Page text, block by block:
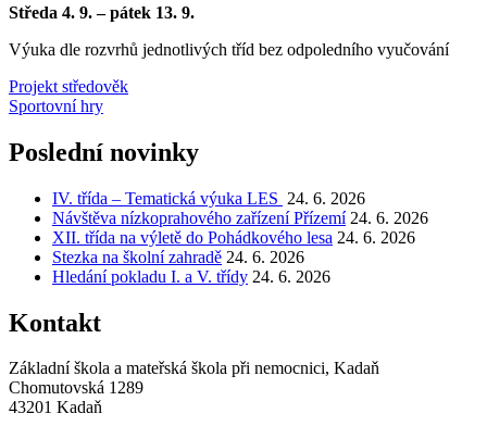
Středa 4. 9. – pátek 13. 9.
Výuka dle rozvrhů jednotlivých tříd bez odpoledního vyučování
Navigace
pro
příspěvek
Projekt středověk
Sportovní hry
Poslední novinky
IV. třída – Tematická výuka LES 24. 6. 2026
Návštěva nízkoprahového zařízení Přízemí 24. 6. 2026
XII. třída na výletě do Pohádkového lesa 24. 6. 2026
Stezka na školní zahradě 24. 6. 2026
Hledání pokladu I. a V. třídy 24. 6. 2026
Kontakt
Základní škola a mateřská škola při nemocnici, Kadaň
Chomutovská 1289
43201 Kadaň